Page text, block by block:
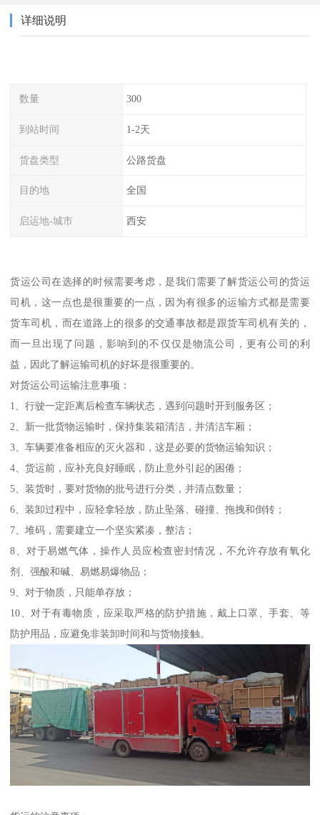
详细说明
数量 300
到站时间 1-2天
货盘类型 公路货盘
目的地 全国
启运地-城市 西安
货运公司在选择的时候需要考虑，是我们需要了解货运公司的货运
司机，这一点也是很重要的一点，因为有很多的运输方式都是需要
货车司机，而在道路上的很多的交通事故都是跟货车司机有关的，
而一旦出现了问题，影响到的不仅仅是物流公司，更有公司的利
益，因此了解运输司机的好坏是很重要的。
对货运公司运输注意事项：
1、行驶一定距离后检查车辆状态，遇到问题时开到服务区；
2、新一批货物运输时，保持集装箱清洁，并清洁车厢；
3、车辆要准备相应的灭火器和，这是必要的货物运输知识；
4、货运前，应补充良好睡眠，防止意外引起的困倦；
5、装货时，要对货物的批号进行分类，并清点数量；
6、装卸过程中，应轻拿轻放，防止坠落、碰撞、拖拽和倒转；
7、堆码，需要建立一个坚实紧凑，整洁；
8、对于易燃气体，操作人员应检查密封情况，不允许存放有氧化
剂、强酸和碱、易燃易爆物品；
9、对于物质，只能单存放；
10、对于有毒物质，应采取严格的防护措施，戴上口罩、手套、等
防护用品，应避免非装卸时间和与货物接触。